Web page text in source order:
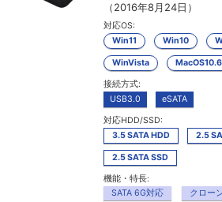
（2016年8月24日）
対応OS:
Win11
Win10
WinVista
接続方式:
USB3.0
eSATA
対応HDD/SSD:
3.5 SATA HDD
2.5
2.5 SATA SSD
機能・特長:
SATA 6G対応
クロー